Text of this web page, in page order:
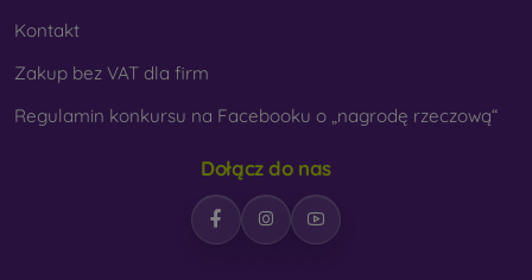
Kontakt
Zakup bez VAT dla firm
Regulamin konkursu na Facebooku o „nagrodę rzeczową“
Dołącz do nas